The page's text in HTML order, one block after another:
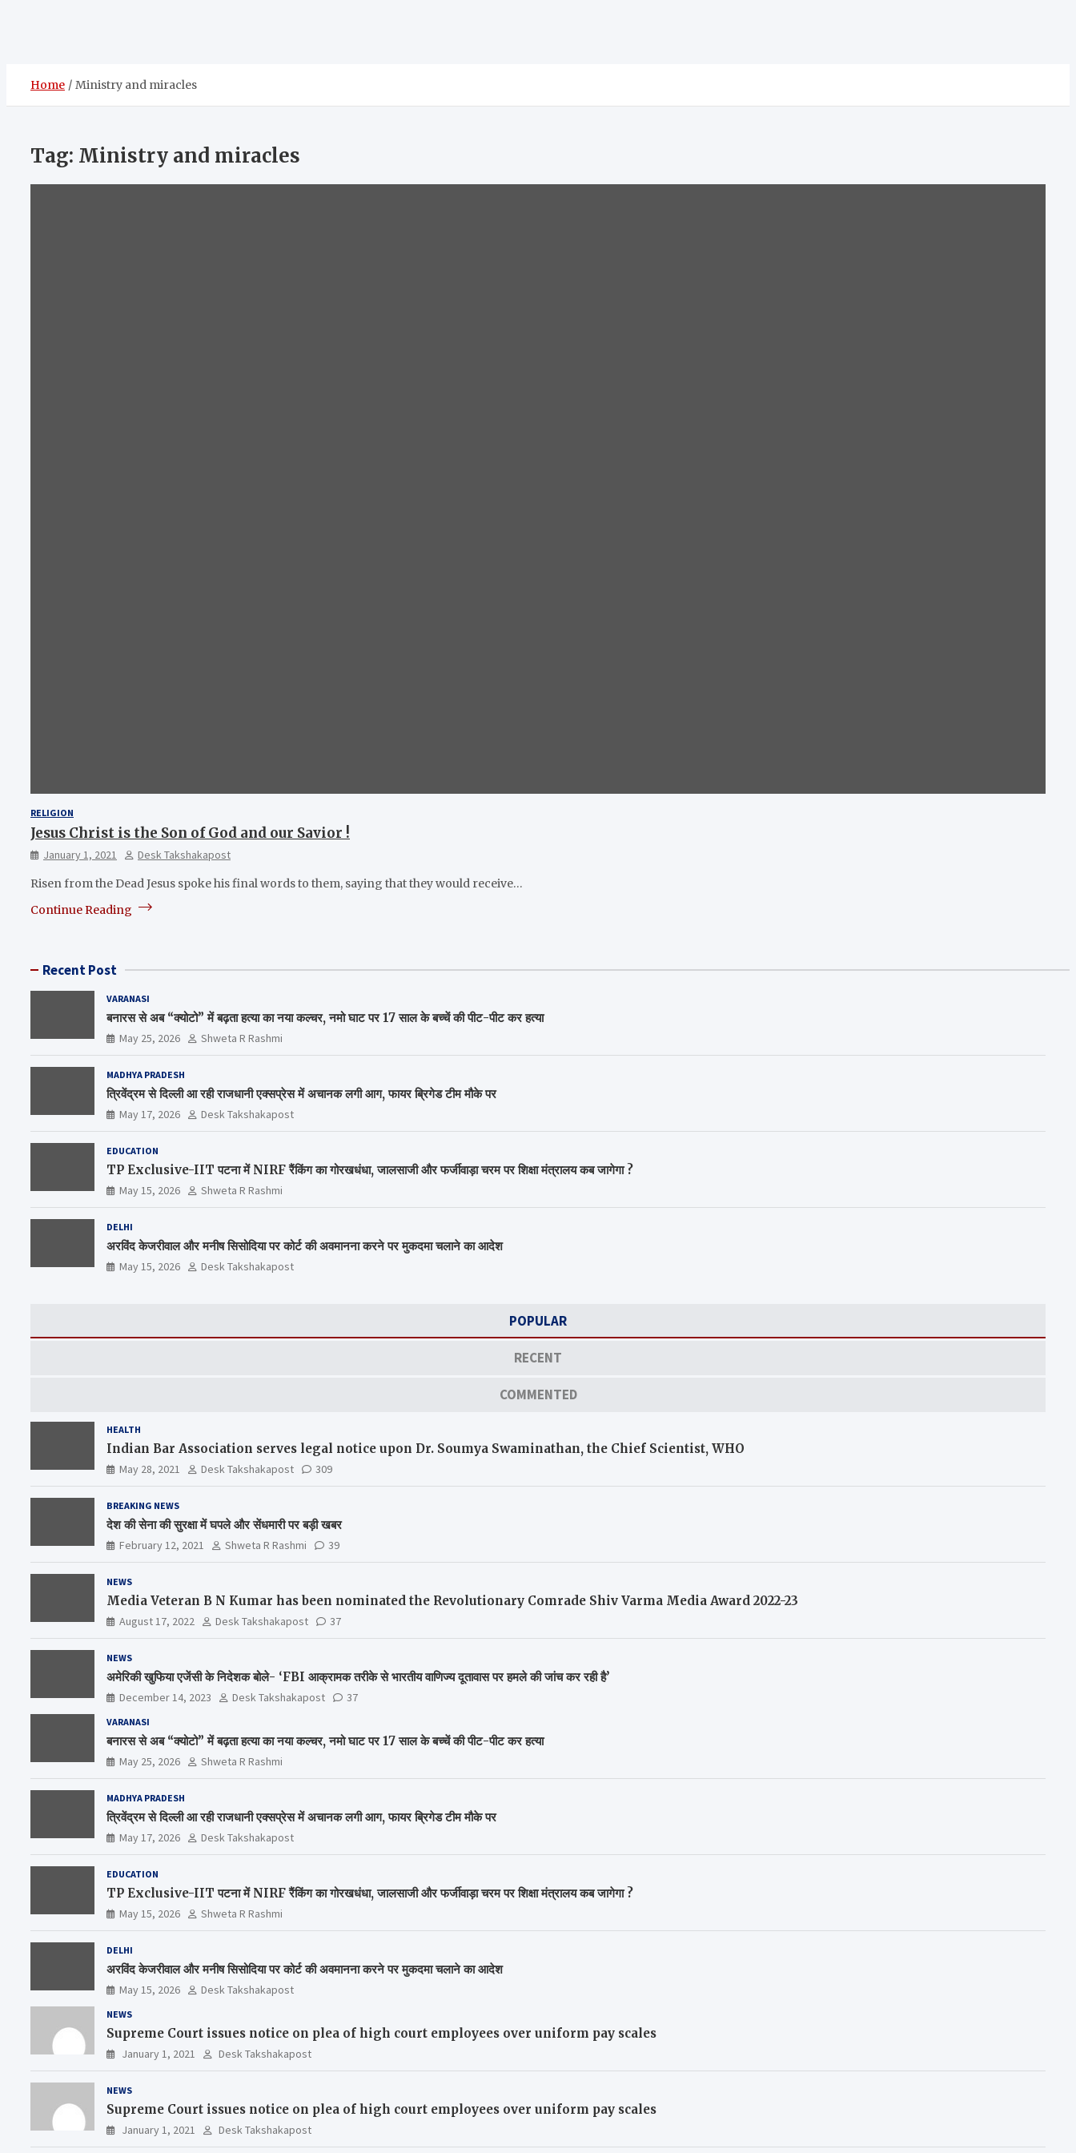
Home Ministry and miracles
Tag: Ministry and miracles
RELIGION
Jesus Christ is the Son of God and our Savior !
January 1, 2021
Desk Takshakapost
Risen from the Dead Jesus spoke his final words to them, saying that they would receive…
Continue Reading
Recent Post
VARANASI
बनारस से अब “क्योटो” में बढ़ता हत्या का नया कल्चर, नमो घाट पर 17 साल के बच्चें की पीट-पीट कर हत्या
May 25, 2026 Shweta R Rashmi
MADHYA PRADESH
त्रिवेंद्रम से दिल्ली आ रही राजधानी एक्सप्रेस में अचानक लगी आग, फायर ब्रिगेड टीम मौके पर
May 17, 2026 Desk Takshakapost
EDUCATION
TP Exclusive-IIT पटना में NIRF रैंकिंग का गोरखधंधा, जालसाजी और फर्जीवाड़ा चरम पर शिक्षा मंत्रालय कब जागेगा ?
May 15, 2026 Shweta R Rashmi
DELHI
अरविंद केजरीवाल और मनीष सिसोदिया पर कोर्ट की अवमानना करने पर मुकदमा चलाने का आदेश
May 15, 2026 Desk Takshakapost
POPULAR
RECENT
COMMENTED
HEALTH
Indian Bar Association serves legal notice upon Dr. Soumya Swaminathan, the Chief Scientist, WHO
May 28, 2021 Desk Takshakapost 309
BREAKING NEWS
देश की सेना की सुरक्षा में घपले और सेंधमारी पर बड़ी खबर
February 12, 2021 Shweta R Rashmi 39
NEWS
Media Veteran B N Kumar has been nominated the Revolutionary Comrade Shiv Varma Media Award 2022-23
August 17, 2022 Desk Takshakapost 37
NEWS
अमेरिकी खुफिया एजेंसी के निदेशक बोले- ‘FBI आक्रामक तरीके से भारतीय वाणिज्य दूतावास पर हमले की जांच कर रही है’
December 14, 2023 Desk Takshakapost 37
VARANASI
बनारस से अब “क्योटो” में बढ़ता हत्या का नया कल्चर, नमो घाट पर 17 साल के बच्चें की पीट-पीट कर हत्या
May 25, 2026 Shweta R Rashmi
MADHYA PRADESH
त्रिवेंद्रम से दिल्ली आ रही राजधानी एक्सप्रेस में अचानक लगी आग, फायर ब्रिगेड टीम मौके पर
May 17, 2026 Desk Takshakapost
EDUCATION
TP Exclusive-IIT पटना में NIRF रैंकिंग का गोरखधंधा, जालसाजी और फर्जीवाड़ा चरम पर शिक्षा मंत्रालय कब जागेगा ?
May 15, 2026 Shweta R Rashmi
DELHI
अरविंद केजरीवाल और मनीष सिसोदिया पर कोर्ट की अवमानना करने पर मुकदमा चलाने का आदेश
May 15, 2026 Desk Takshakapost
NEWS
Supreme Court issues notice on plea of high court employees over uniform pay scales
January 1, 2021 Desk Takshakapost
NEWS
Supreme Court issues notice on plea of high court employees over uniform pay scales
January 1, 2021 Desk Takshakapost